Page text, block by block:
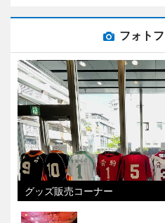
フォト
グッズ販売コーナー